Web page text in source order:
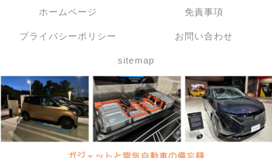
ホームページ 免責事項
プライバシーポリシー お問い合わせ
sitemap